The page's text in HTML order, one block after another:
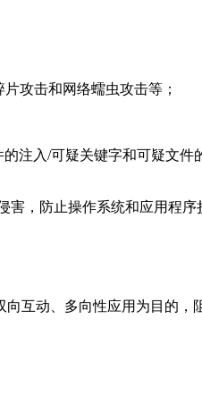
攻击和网络蠕虫攻击等；
入/可疑关键字和可疑文件
，防止操作系统和应用程序
互动、多向性应用为目的，